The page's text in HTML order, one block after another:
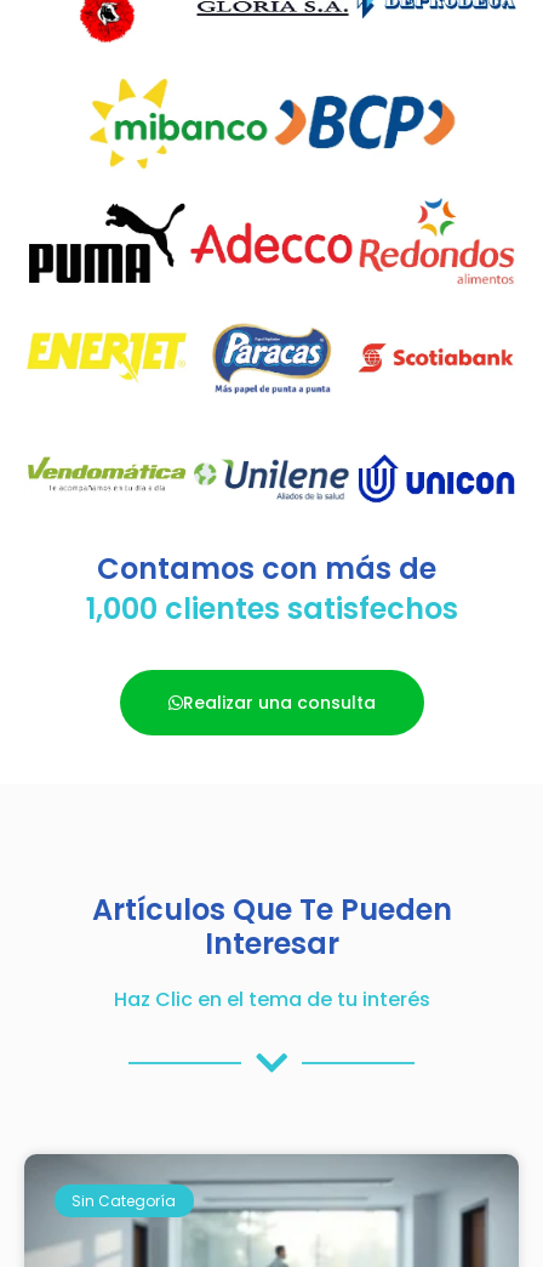
Cartera De Clientes
Contamos con más de
1,000 clientes satisfechos
Realizar una consulta
Artículos Que Te Pueden
Interesar
Haz Clic en el tema de tu interés
Sin Categoría